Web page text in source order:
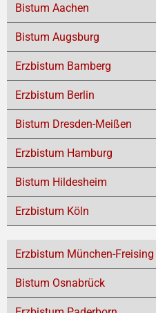
Bistum Aachen
Bistum Augsburg
Erzbistum Bamberg
Erzbistum Berlin
Bistum Dresden-Meißen
Erzbistum Hamburg
Bistum Hildesheim
Erzbistum Köln
Erzbistum München-Freising
Bistum Osnabrück